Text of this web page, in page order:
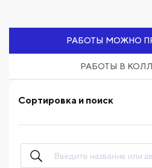
РАБОТЫ МОЖНО
РАБОТЫ В
Сортировка и поиск